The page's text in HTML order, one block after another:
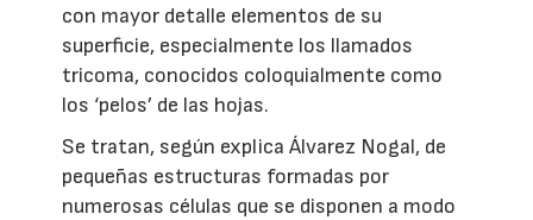
con mayor detalle elementos de su
superficie, especialmente los llamados
tricoma, conocidos coloquialmente como
los ‘pelos’ de las hojas.
Se tratan, según explica Álvarez Nogal, de
pequeñas estructuras formadas por
numerosas células que se disponen a modo